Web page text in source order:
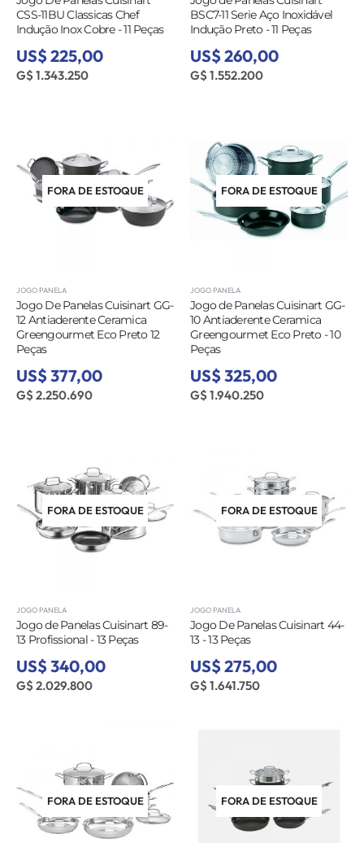
CSS-11BU Classicas Chef
Indução Inox Cobre - 11 Peças
US$ 225,00
G$ 1.343.250
BSC7-11 Serie Aço Inoxidável
Indução Preto - 11 Peças
US$ 260,00
G$ 1.552.200
FORA DE ESTOQUE
JOGO PANELA
Jogo De Panelas Cuisinart GG-
12 Antiaderente Ceramica
Greengourmet Eco Preto 12
Peças
US$ 377,00
G$ 2.250.690
FORA DE ESTOQUE
JOGO PANELA
Jogo de Panelas Cuisinart GG-
10 Antiaderente Ceramica
Greengourmet Eco Preto - 10
Peças
US$ 325,00
G$ 1.940.250
FORA DE ESTOQUE
JOGO PANELA
Jogo de Panelas Cuisinart 89-
13 Profissional - 13 Peças
US$ 340,00
G$ 2.029.800
FORA DE ESTOQUE
JOGO PANELA
Jogo De Panelas Cuisinart 44-
13 - 13 Peças
US$ 275,00
G$ 1.641.750
FORA DE ESTOQUE FORA DE ESTOQUE